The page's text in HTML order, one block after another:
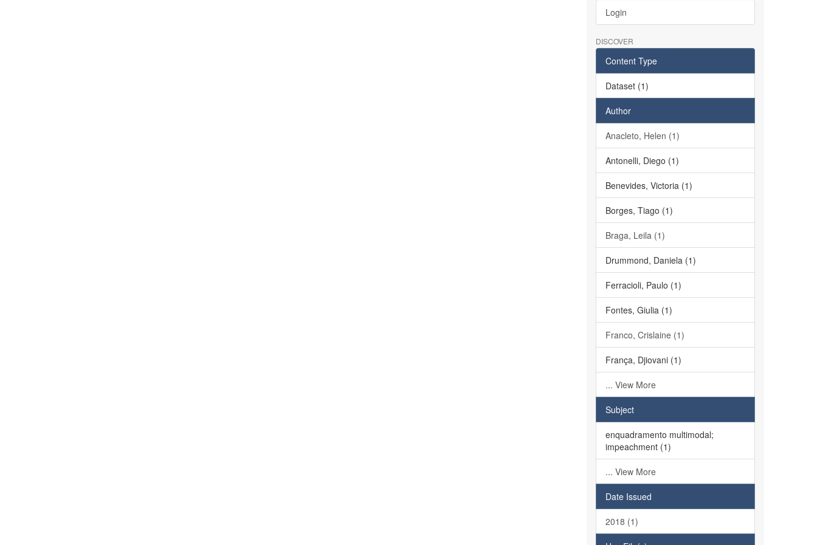
Login
DISCOVER
Content Type
Dataset (1)
Author
Anacleto, Helen (1)
Antonelli, Diego (1)
Benevides, Victoria (1)
Borges, Tiago (1)
Braga, Leila (1)
Drummond, Daniela (1)
Ferracioli, Paulo (1)
Fontes, Giulia (1)
Franco, Crislaine (1)
França, Djiovani (1)
... View More
Subject
enquadramento multimodal;
impeachment (1)
... View More
Date Issued
2018 (1)